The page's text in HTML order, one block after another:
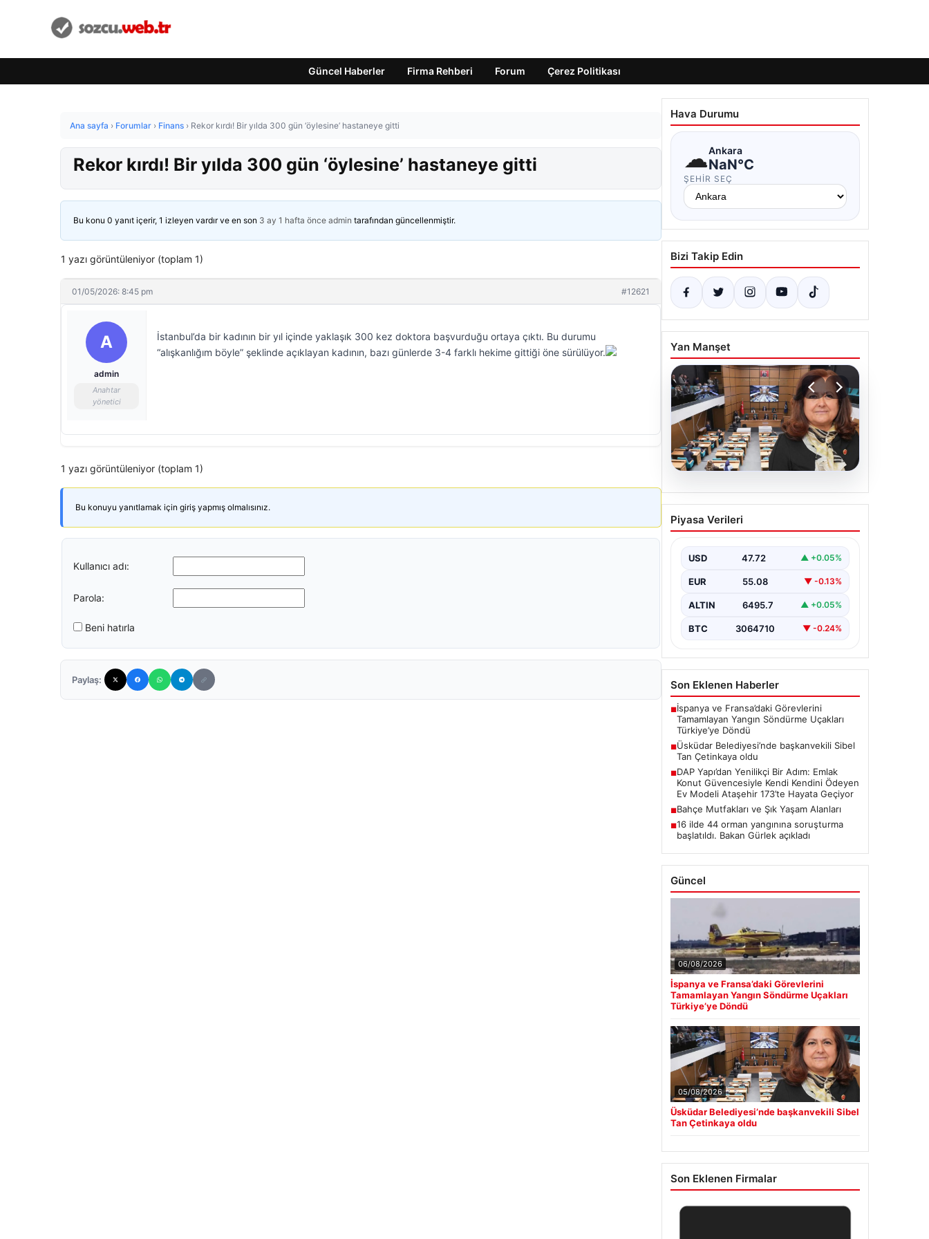
Güncel Haberler Firma Rehberi Forum Çerez Politikası
Ana sayfa › Forumlar › Finans › Rekor kırdı! Bir yılda 300 gün ‘öylesine’ hastaneye gitti
Rekor kırdı! Bir yılda 300 gün ‘öylesine’ hastaneye gitti
Bu konu 0 yanıt içerir, 1 izleyen vardır ve en son 3 ay 1 hafta önce admin tarafından güncellenmiştir.
1 yazı görüntüleniyor (toplam 1)
01/05/2026: 8:45 pm #12621
A
admin
Anahtar
yönetici
İstanbul’da bir kadının bir yıl içinde yaklaşık 300 kez doktora başvurduğu ortaya çıktı. Bu durumu
“alışkanlığım böyle” şeklinde açıklayan kadının, bazı günlerde 3-4 farklı hekime gittiği öne sürülüyor.
1 yazı görüntüleniyor (toplam 1)
Bu konuyu yanıtlamak için giriş yapmış olmalısınız.
Kullanıcı adı:
Parola:
Beni hatırla
Paylaş:
Hava Durumu
☁Ankara
NaN°C
ŞEHIR SEÇ
Bizi Takip Edin
Yan Manşet
Üsküdar Belediyesi’nde
başkanvekili Sibel Tan
Piyasa Verileri
USD 47.72 ▲ +0.05%
EUR 55.08 ▼ -0.13%
ALTIN 6495.7 ▲ +0.05%
BTC 3064710 ▼ -0.24%
Son Eklenen Haberler
■İspanya ve Fransa’daki Görevlerini
Tamamlayan Yangın Söndürme Uçakları
Türkiye’ye Döndü
■Üsküdar Belediyesi’nde başkanvekili Sibel
Tan Çetinkaya oldu
■DAP Yapı’dan Yenilikçi Bir Adım: Emlak
Konut Güvencesiyle Kendi Kendini Ödeyen
Ev Modeli Ataşehir 173’te Hayata Geçiyor
■Bahçe Mutfakları ve Şık Yaşam Alanları
■16 ilde 44 orman yangınına soruşturma
başlatıldı. Bakan Gürlek açıkladı
Güncel
06/08/2026
İspanya ve Fransa’daki Görevlerini
Tamamlayan Yangın Söndürme Uçakları
Türkiye’ye Döndü
05/08/2026
Üsküdar Belediyesi’nde başkanvekili Sibel
Tan Çetinkaya oldu
Son Eklenen Firmalar